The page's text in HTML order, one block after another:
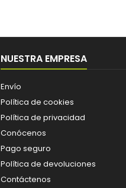
NUESTRA EMPRESA
Envío
Política de cookies
Política de privacidad
Conócenos
Pago seguro
Política de devoluciones
Contáctenos